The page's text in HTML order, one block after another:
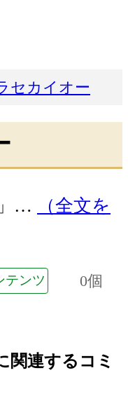
セカイオー
…
（全文を
テンツ 0個
関連するコミ